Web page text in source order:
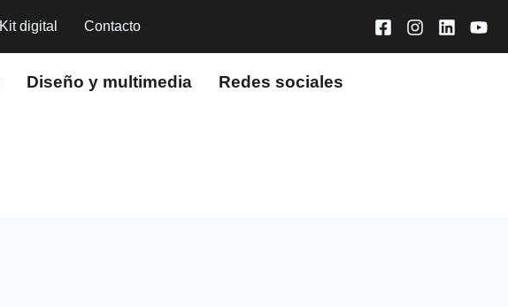
Kit digital Contacto
Diseño y multimedia Redes sociales